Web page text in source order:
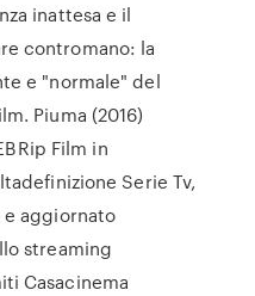
inattesa e il
contromano: la
e "normale" del
Piuma (2016)
Film in
Serie Tv,
aggiornato
streaming
Casacinema